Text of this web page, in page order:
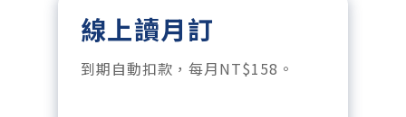
線上讀月訂
到期自動扣款，每月NT$158。